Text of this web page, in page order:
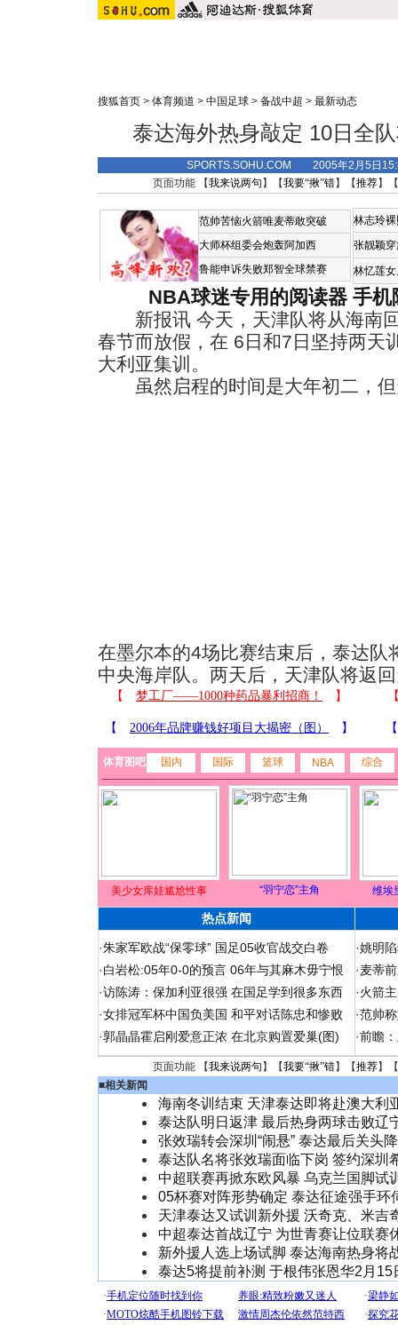
搜狐首页 > 体育频道 > 中国足球 > 备战中超 > 最新动态
泰达海外热身敲定 10日全
SPORTS.SOHU.COM 2005年2月5日
页面功能 【我来说两句 】【我要“揪”错】【推荐】
范帅苦恼火箭唯麦蒂敢突破
大师杯组委会炮轰阿加西
鲁能申诉失败郑智全球禁赛
林志玲
张靓颖
林忆莲
NBA球迷专用的阅读器 手机
新报讯 今天，天津队将从海南
春节而放假，在 6日和7日坚持两天
大利亚集训。
虽然启程的时间是大年初二，但
在墨尔本的4场比赛结束后，泰达队
中央海岸队。两天后，天津队将返
体育图吧 国内 国际 篮球 NBA 综合
美少女库娃尴尬性事 “羽宁恋”主角 维埃
热点新闻
·朱家军欧战“保零球” 国足05收官战交白卷
·白岩松:05年0-0的预言 06年与其麻木毋宁恨
·访陈涛：保加利亚很强 在国足学到很多东西
·女排冠军杯中国负美国 和平对话陈忠和惨败
·郭晶晶霍启刚爱意正浓 在北京购置爱巢(图)
·姚明
·麦蒂
·火箭
·范帅
·前瞻
页面功能 【我来说两句 】【我要“揪”错】【推荐】
■相关新闻
海南冬训结束 天津泰达即将赴澳大利
泰达队明日返津 最后热身两球击败辽
张效瑞转会深圳“闹悬” 泰达最后关头
泰达队名将张效瑞面临下岗 签约深圳
中超联赛再掀东欧风暴 乌克兰国脚试
05杯赛对阵形势确定 泰达征途强手环
天津泰达又试训新外援 沃奇克、米吉
中超泰达首战辽宁 为世青赛让位联赛
新外援人选上场试脚 泰达海南热身将
泰达5将提前补测 于根伟张恩华2月15